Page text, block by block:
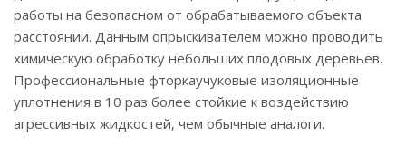
работы на безопасном от обрабатываемого объекта
расстоянии. Данным опрыскивателем можно проводить
химическую обработку небольших плодовых деревьев.
Профессиональные фторкаучуковые изоляционные
уплотнения в 10 раз более стойкие к воздействию
агрессивных жидкостей, чем обычные аналоги.